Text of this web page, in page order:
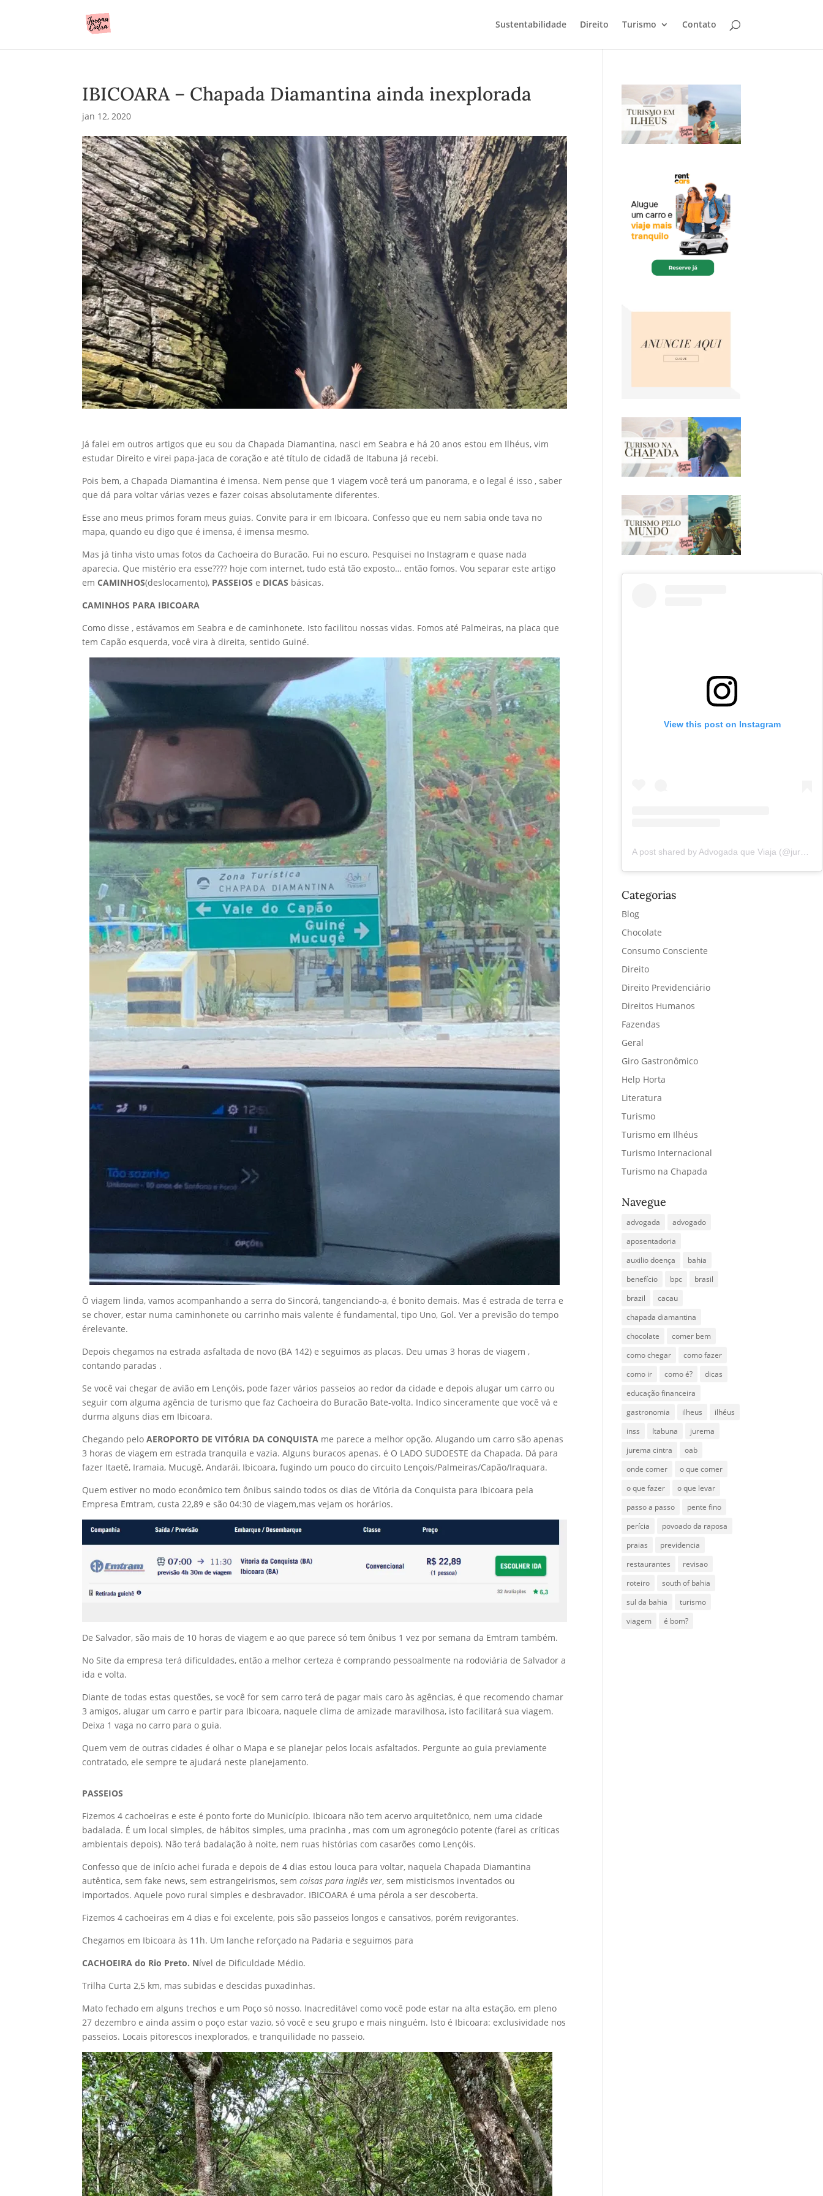
Sustentabilidade Direito Turismo Contato
IBICOARA – Chapada Diamantina ainda inexplorada
jan 12, 2020
Já falei em outros artigos que eu sou da Chapada Diamantina, nasci em Seabra e há 20 anos estou em Ilhéus, vim
estudar Direito e virei papa-jaca de coração e até título de cidadã de Itabuna já recebi.
Pois bem, a Chapada Diamantina é imensa. Nem pense que 1 viagem você terá um panorama, e o legal é isso , saber
que dá para voltar várias vezes e fazer coisas absolutamente diferentes.
Esse ano meus primos foram meus guias. Convite para ir em Ibicoara. Confesso que eu nem sabia onde tava no
mapa, quando eu digo que é imensa, é imensa mesmo.
Mas já tinha visto umas fotos da Cachoeira do Buracão. Fui no escuro. Pesquisei no Instagram e quase nada
aparecia. Que mistério era esse???? hoje com internet, tudo está tão exposto… então fomos. Vou separar este artigo
emCAMINHOS(deslocamento), PASSEIOS e DICAS básicas.
CAMINHOS PARA IBICOARA
Como disse , estávamos em Seabra e de caminhonete. Isto facilitou nossas vidas. Fomos até Palmeiras, na placa que
tem Capão esquerda, você vira à direita, sentido Guiné.
Ô viagem linda, vamos acompanhando a serra do Sincorá, tangenciando-a, é bonito demais. Mas é estrada de terra e
se chover, estar numa caminhonete ou carrinho mais valente é fundamental, tipo Uno, Gol. Ver a previsão do tempo
érelevante.
Depois chegamos na estrada asfaltada de novo (BA 142) e seguimos as placas. Deu umas 3 horas de viagem ,
contando paradas .
Se você vai chegar de avião em Lençóis, pode fazer vários passeios ao redor da cidade e depois alugar um carro ou
seguir com alguma agência de turismo que faz Cachoeira do Buracão Bate-volta. Indico sinceramente que você vá e
durma alguns dias em Ibicoara.
Chegando peloAEROPORTO DE VITÓRIA DA CONQUISTA me parece a melhor opção. Alugando um carro são apenas
3 horas de viagem em estrada tranquila e vazia. Alguns buracos apenas. é O LADO SUDOESTE da Chapada. Dá para
fazer Itaetê, Iramaia, Mucugê, Andarái, Ibicoara, fugindo um pouco do circuito Lençois/Palmeiras/Capão/Iraquara.
Quem estiver no modo econômico tem ônibus saindo todos os dias de Vitória da Conquista para Ibicoara pela
Empresa Emtram, custa 22,89 e são 04:30 de viagem,mas vejam os horários.
De Salvador, são mais de 10 horas de viagem e ao que parece só tem ônibus 1 vez por semana da Emtram também.
No Site da empresa terá dificuldades, então a melhor certeza é comprando pessoalmente na rodoviária de Salvador a
ida e volta.
Diante de todas estas questões, se você for sem carro terá de pagar mais caro às agências, é que recomendo chamar
3 amigos, alugar um carro e partir para Ibicoara, naquele clima de amizade maravilhosa, isto facilitará sua viagem.
Deixa 1 vaga no carro para o guia.
Quem vem de outras cidades é olhar o Mapa e se planejar pelos locais asfaltados. Pergunte ao guia previamente
contratado, ele sempre te ajudará neste planejamento.
PASSEIOS
Fizemos 4 cachoeiras e este é ponto forte do Município. Ibicoara não tem acervo arquitetônico, nem uma cidade
badalada. É um local simples, de hábitos simples, uma pracinha , mas com um agronegócio potente (farei as críticas
ambientais depois). Não terá badalação à noite, nem ruas histórias com casarões como Lençóis.
Confesso que de início achei furada e depois de 4 dias estou louca para voltar, naquela Chapada Diamantina
autêntica, sem fake news, sem estrangeirismos, semcoisas para inglês ver, sem misticismos inventados ou
importados. Aquele povo rural simples e desbravador. IBICOARA é uma pérola a ser descoberta.
Fizemos 4 cachoeiras em 4 dias e foi excelente, pois são passeios longos e cansativos, porém revigorantes.
Chegamos em Ibicoara às 11h. Um lanche reforçado na Padaria e seguimos para
CACHOEIRA do Rio Preto. Nível de Dificuldade Médio.
Trilha Curta 2,5 km, mas subidas e descidas puxadinhas.
Mato fechado em alguns trechos e um Poço só nosso. Inacreditável como você pode estar na alta estação, em pleno
27 dezembro e ainda assim o poço estar vazio, só você e seu grupo e mais ninguém. Isto é Ibicoara: exclusividade nos
passeios. Locais pitorescos inexplorados, e tranquilidade no passeio.
View this post on Instagram
A post shared by Advogada que Viaja (@juremacintra)
Categorias
Blog
Chocolate
Consumo Consciente
Direito
Direito Previdenciário
Direitos Humanos
Fazendas
Geral
Giro Gastronômico
Help Horta
Literatura
Turismo
Turismo em Ilhéus
Turismo Internacional
Turismo na Chapada
Navegue
advogada
advogado
aposentadoria
auxilio doença
bahia
benefício
bpc
brasil
brazil
cacau
chapada diamantina
chocolate
comer bem
como chegar
como fazer
como ir
como é?
dicas
educação financeira
gastronomia
ilheus
ilhéus
inss
Itabuna
jurema
jurema cintra
oab
onde comer
o que comer
o que fazer
o que levar
passo a passo
pente fino
perícia
povoado da raposa
praias
previdencia
restaurantes
revisao
roteiro
south of bahia
sul da bahia
turismo
viagem
é bom?